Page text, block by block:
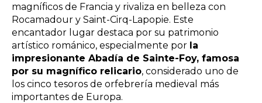
magníficos de Francia y rivaliza en belleza con
Rocamadour y Saint-Cirq-Lapopie. Este
encantador lugar destaca por su patrimonio
artístico románico, especialmente por la
impresionante Abadía de Sainte-Foy, famosa
por su magnífico relicario, considerado uno de
los cinco tesoros de orfebrería medieval más
importantes de Europa.